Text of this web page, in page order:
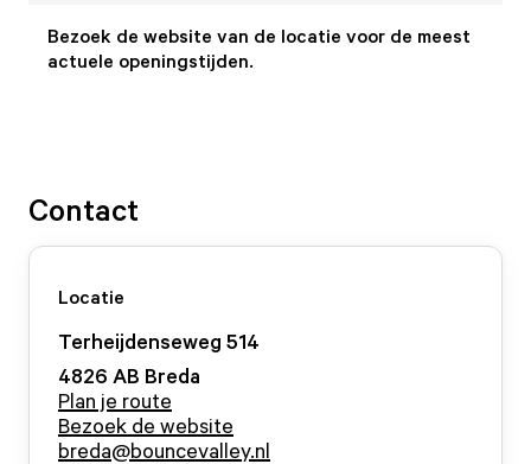
Bezoek de website van de locatie voor de meest
actuele openingstijden.
Contact
Locatie
Terheijdenseweg 514
4826 AB Breda
Plan je route
Bezoek de website
breda@bouncevalley.nl